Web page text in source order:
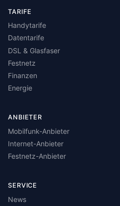
TARIFE
Handytarife
Datentarife
DSL & Glasfaser
Festnetz
Finanzen
Energie
ANBIETER
Mobilfunk-Anbieter
Internet-Anbieter
Festnetz-Anbieter
SERVICE
News